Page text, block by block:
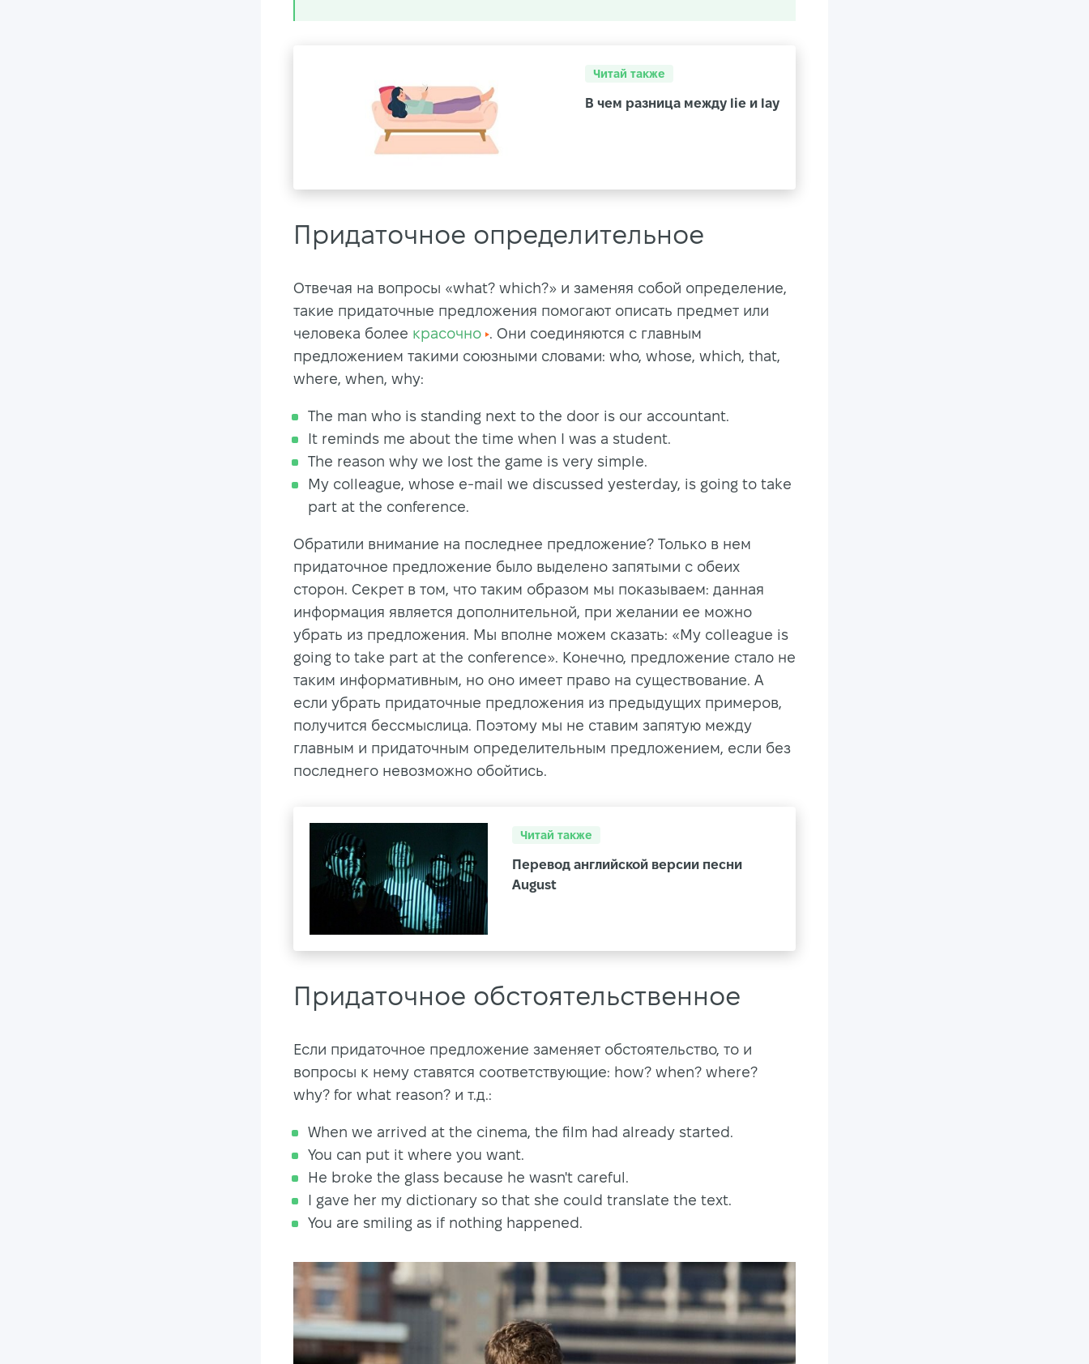
Читай также
В чем разница между lie и lay
Придаточное определительное
Отвечая на вопросы «what? which?» и заменяя собой определение,
такие придаточные предложения помогают описать предмет или
человека более красочно . Они соединяются с главным
предложением такими союзными словами: who, whose, which, that,
where, when, why:
The man who is standing next to the door is our accountant.
It reminds me about the time when I was a student.
The reason why we lost the game is very simple.
My colleague, whose e-mail we discussed yesterday, is going to take
part at the conference.
Обратили внимание на последнее предложение? Только в нем
придаточное предложение было выделено запятыми с обеих
сторон. Секрет в том, что таким образом мы показываем: данная
информация является дополнительной, при желании ее можно
убрать из предложения. Мы вполне можем сказать: «My colleague is
going to take part at the conference». Конечно, предложение стало не
таким информативным, но оно имеет право на существование. А
если убрать придаточные предложения из предыдущих примеров,
получится бессмыслица. Поэтому мы не ставим запятую между
главным и придаточным определительным предложением, если без
последнего невозможно обойтись.
Читай также
Перевод английской версии песни
August
Придаточное обстоятельственное
Если придаточное предложение заменяет обстоятельство, то и
вопросы к нему ставятся соответствующие: how? when? where?
why? for what reason? и т.д.:
When we arrived at the cinema, the film had already started.
You can put it where you want.
He broke the glass because he wasn't careful.
I gave her my dictionary so that she could translate the text.
You are smiling as if nothing happened.